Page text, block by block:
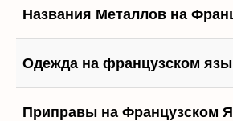
Названия Металлов на
Одежда на французском
Приправы на Французском